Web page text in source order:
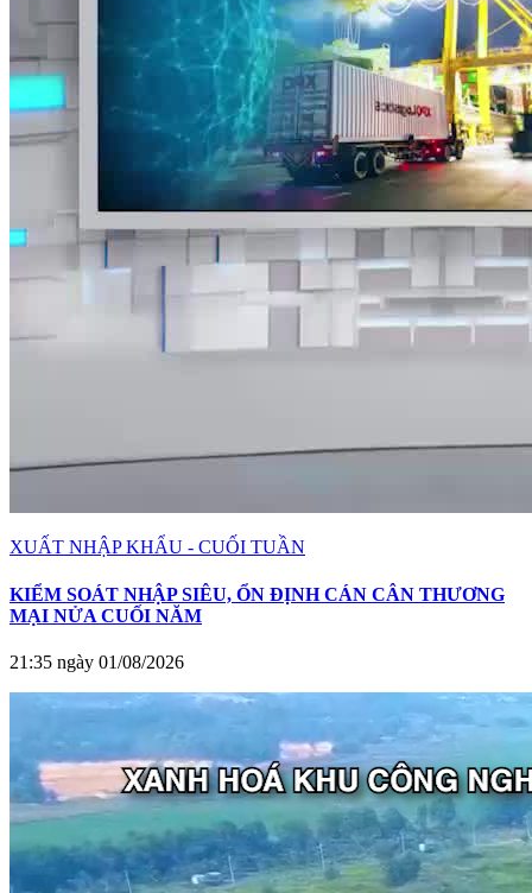
XUẤT NHẬP KHẨU - CUỐI TUẦN
KIỂM SOÁT NHẬP SIÊU, ỔN ĐỊNH CÁN CÂN THƯƠNG
MẠI NỬA CUỐI NĂM
21:35 ngày 01/08/2026